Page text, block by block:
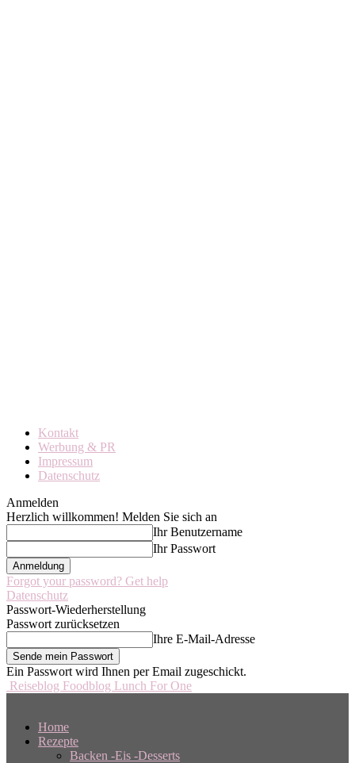
Kontakt
Werbung & PR
Impressum
Datenschutz
Anmelden
Herzlich willkommen! Melden Sie sich an
Ihr Benutzername
Ihr Passwort
Forgot your password? Get help
Datenschutz
Passwort-Wiederherstellung
Passwort zurücksetzen
Ihre E-Mail-Adresse
Ein Passwort wird Ihnen per Email zugeschickt.
Reiseblog Foodblog Lunch For One
Home
Rezepte
Backen -Eis -Desserts